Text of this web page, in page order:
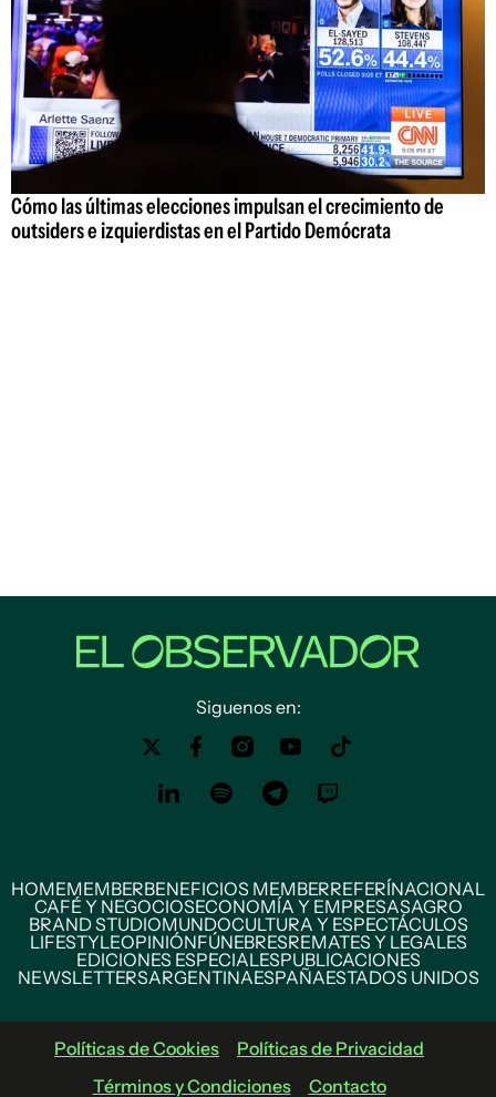
Cómo las últimas elecciones impulsan el crecimiento de
outsiders e izquierdistas en el Partido Demócrata
Siguenos en:
HOMEMEMBERBENEFICIOS MEMBERREFERÍNACIONAL
CAFÉ Y NEGOCIOSECONOMÍA Y EMPRESASAGRO
BRAND STUDIOMUNDOCULTURA Y ESPECTÁCULOS
LIFESTYLEOPINIÓNFÚNEBRESREMATES Y LEGALES
EDICIONES ESPECIALESPUBLICACIONES
NEWSLETTERSARGENTINAESPAÑAESTADOS UNIDOS
Políticas de Cookies
Políticas de Privacidad
Términos y Condiciones
Contacto